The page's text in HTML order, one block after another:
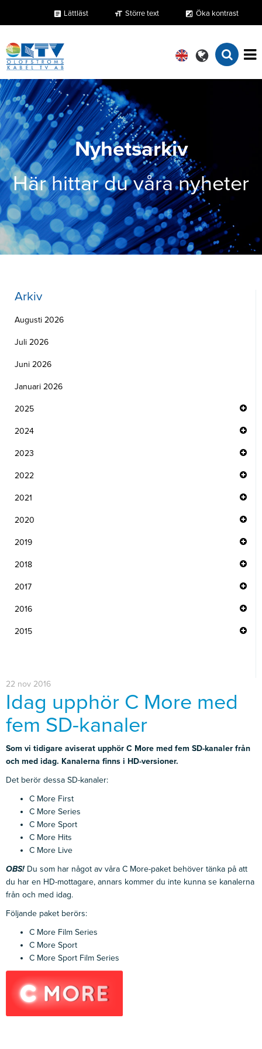
article Lättläst format_size Större text exposure Öka kontrast
Nyhetsarkiv
Här hittar du våra nyheter
Arkiv
Augusti 2026
Juli 2026
Juni 2026
Januari 2026
2025
2024
2023
2022
2021
2020
2019
2018
2017
2016
2015
22 nov 2016
Idag upphör C More med
fem SD-kanaler
Som vi tidigare aviserat upphör C More med fem SD-kanaler från
och med idag. Kanalerna finns i HD-versioner.
Det berör dessa SD-kanaler:
C More First
C More Series
C More Sport
C More Hits
C More Live
OBS! Du som har något av våra C More-paket behöver tänka på att
du har en HD-mottagare, annars kommer du inte kunna se kanalerna
från och med idag.
Följande paket berörs:
C More Film Series
C More Sport
C More Sport Film Series